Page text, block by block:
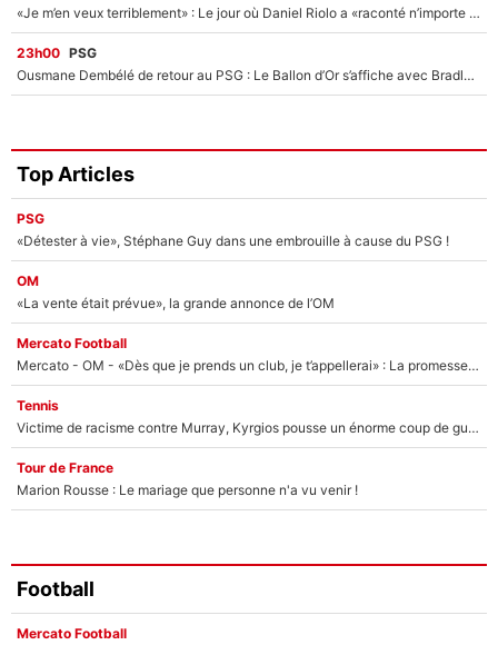
«Je m’en veux terriblement» : Le jour où Daniel Riolo a «raconté n’importe quoi» dans l'After Foot !
23h00 PSG
Ousmane Dembélé de retour au PSG : Le Ballon d’Or s’affiche avec Bradley Barcola en plein cœur du feuilleton sur son départ !
Top Articles
PSG
«Détester à vie», Stéphane Guy dans une embrouille à cause du PSG !
OM
«La vente était prévue», la grande annonce de l’OM
Mercato Football
Mercato - OM - «Dès que je prends un club, je t’appellerai» : La promesse de Marcelino au moment de claquer la porte
Tennis
Victime de racisme contre Murray, Kyrgios pousse un énorme coup de gueule !
Tour de France
Marion Rousse : Le mariage que personne n'a vu venir !
Football
Mercato Football